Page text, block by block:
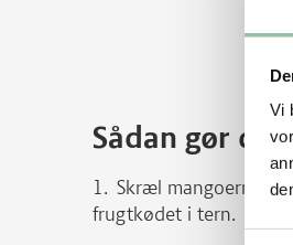
Vi
Sådan gør du
Skræl mangoerne.
frugtkødet i tern.